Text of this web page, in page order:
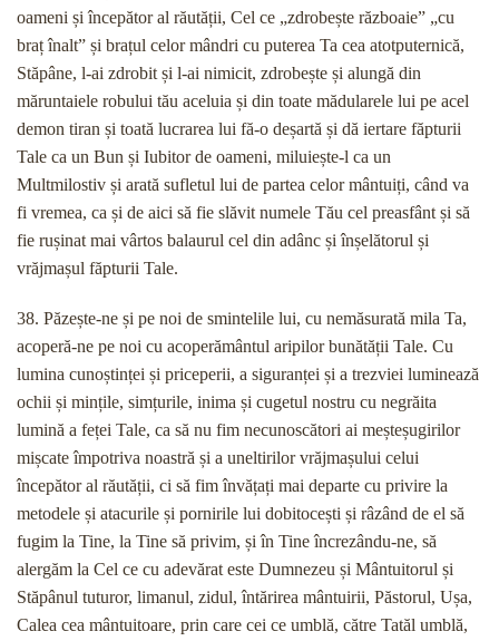
oameni și începător al răutății, Cel ce „zdrobește războaie” „cu
braț înalt” și brațul celor mândri cu puterea Ta cea atotputernică,
Stăpâne, l-ai zdrobit și l-ai nimicit, zdrobește și alungă din
măruntaiele robului tău aceluia și din toate mădularele lui pe acel
demon tiran și toată lucrarea lui fă-o deșartă și dă iertare făpturii
Tale ca un Bun și Iubitor de oameni, miluiește-l ca un
Multmilostiv și arată sufletul lui de partea celor mântuiți, când va
fi vremea, ca și de aici să fie slăvit numele Tău cel preasfânt și să
fie rușinat mai vârtos balaurul cel din adânc și înșelătorul și
vrăjmașul făpturii Tale.
38. Păzește-ne și pe noi de smintelile lui, cu nemăsurată mila Ta,
acoperă-ne pe noi cu acoperământul aripilor bunătății Tale. Cu
lumina cunoștinței și priceperii, a siguranței și a trezviei luminează
ochii și mințile, simțurile, inima și cugetul nostru cu negrăita
lumină a feței Tale, ca să nu fim necunoscători ai meșteșugirilor
mișcate împotriva noastră și a uneltirilor vrăjmașului celui
începător al răutății, ci să fim învățați mai departe cu privire la
metodele și atacurile și pornirile lui dobitocești și râzând de el să
fugim la Tine, la Tine să privim, și în Tine încrezându-ne, să
alergăm la Cel ce cu adevărat este Dumnezeu și Mântuitorul și
Stăpânul tuturor, limanul, zidul, întărirea mântuirii, Păstorul, Ușa,
Calea cea mântuitoare, prin care cei ce umblă, către Tatăl umblă,